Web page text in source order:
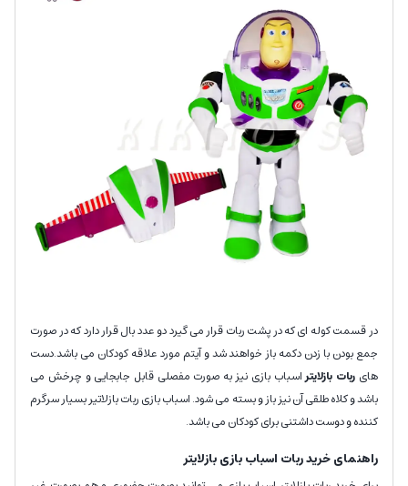
در قسمت کوله ای که در پشت ربات قرار می گیرد دو عدد بال قرار دارد که در صورت
جمع بودن با زدن دکمه باز خواهند شد و آیتم مورد علاقه کودکان می باشد.دست
های ربات بازلایتراسباب بازی نیز به صورت مفصلی قابل جابجایی و چرخش می
باشد و کلاه طلقی آن نیز باز و بسته می شود. اسباب بازی ربات بازلاتیر بسیار سرگرم
کننده و دوست داشتنی برای کودکان می باشد.
راهنمای خرید ربات اسباب بازی بازلایتر